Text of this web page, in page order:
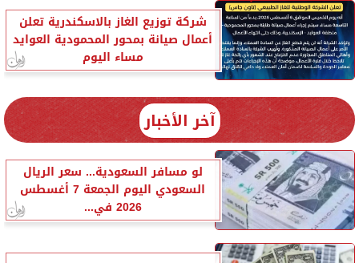
شركة توزيع الغاز بالاسكندرية تعلن
أعمال صيانة بمحور المحمودية العوايد
مساء اليوم
آخر الأخبار
لو مسافر السعودية... سعر الريال
السعودي اليوم الجمعة 7 أغسطس
2026 في...